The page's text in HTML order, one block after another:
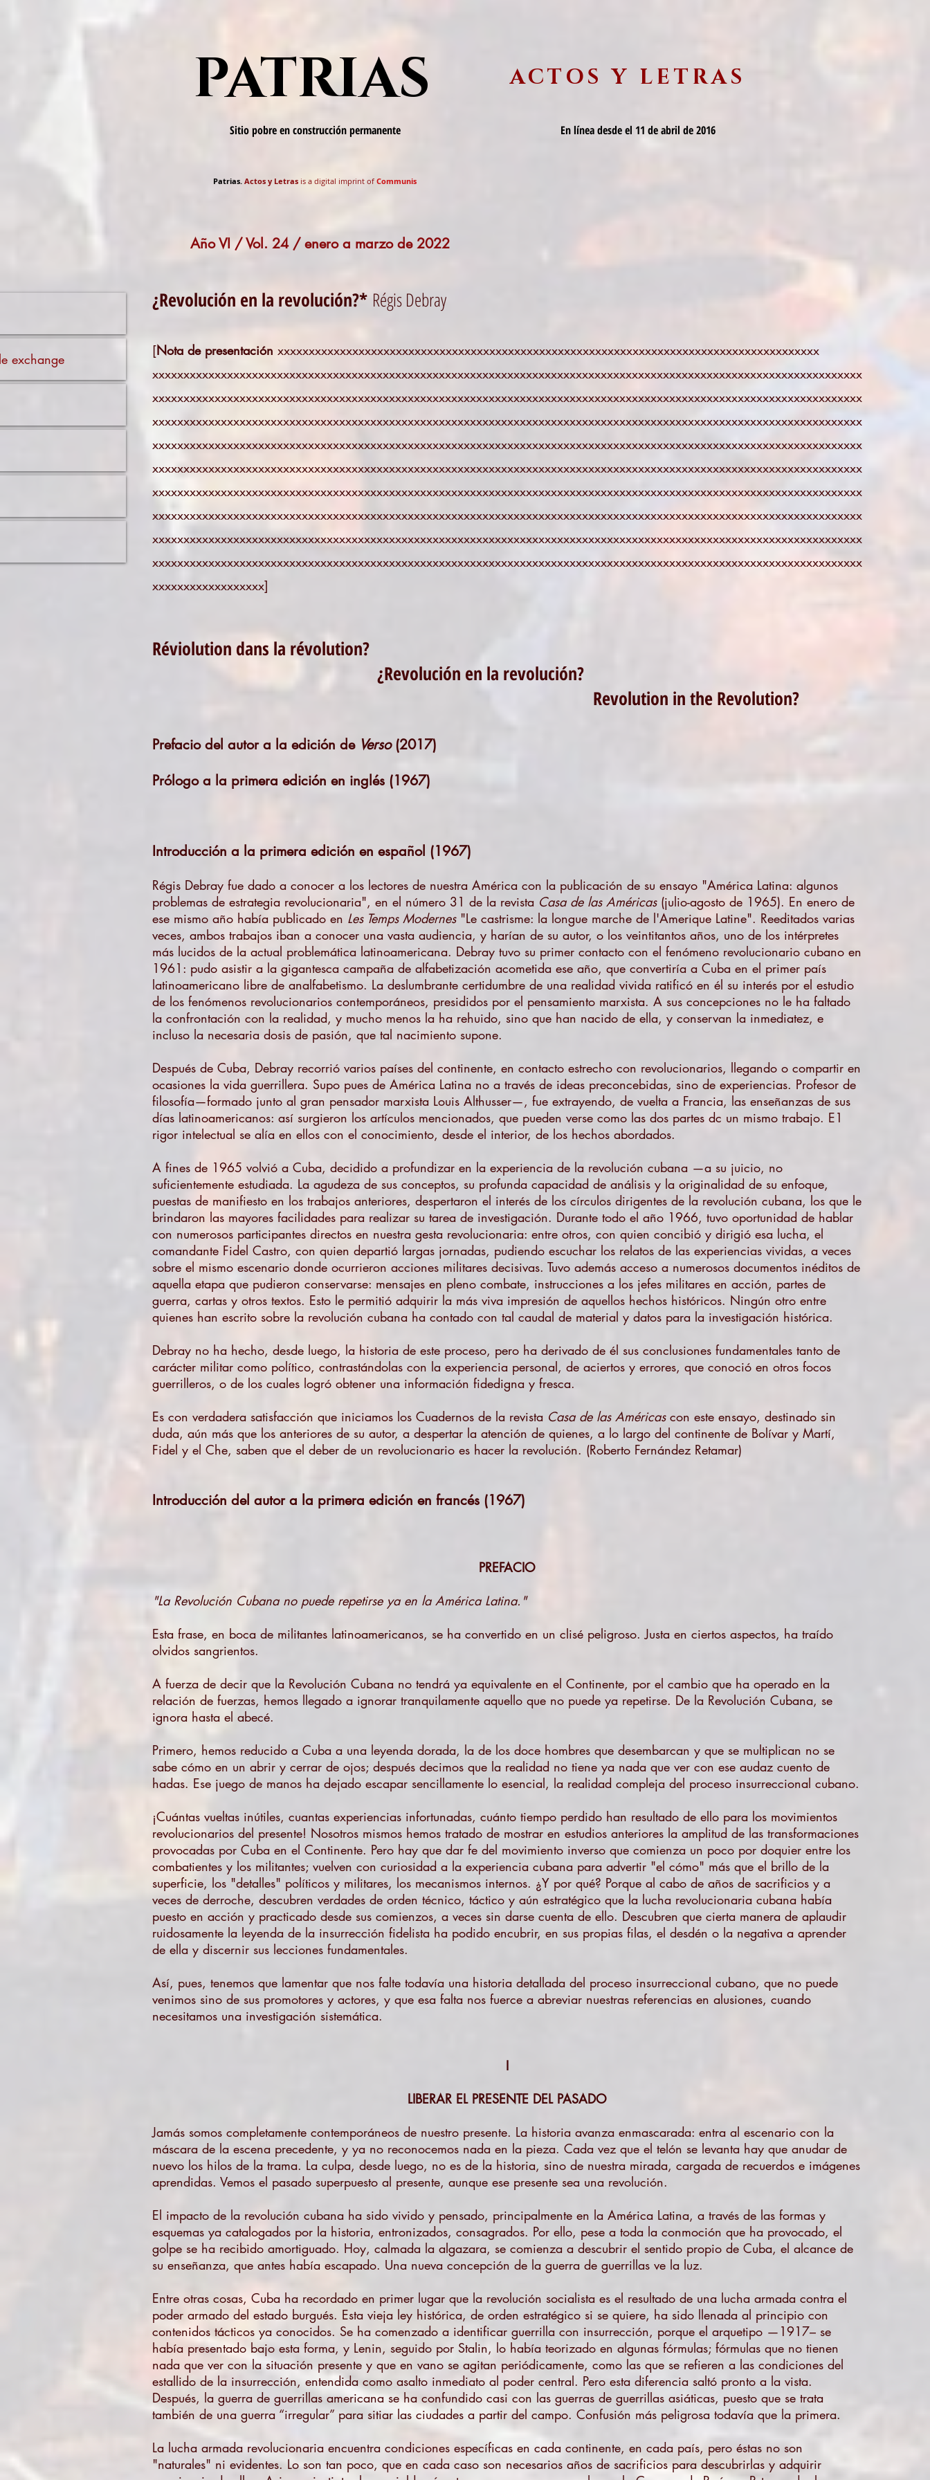
PATRIAS
Sitio pobre en construcción permanente
ACTOS Y LETRAS
En línea desde el 11 de abril de 2016
Patrias. Actos y Letras is a digital imprint of Communis
Año VI / Vol. 24 / enero a marzo de 2022
¿Revolución en la revolución?* Régis Debray
[Nota de presentación xxxxxxxxxxxxxxxxxxxxxxxxxxxxxxxxxxxxxxxxxxxxxxxxxxxxxxxxxxxxxxxxxxxxxxxxxxxxxxxxxxxxxxx
xxxxxxxxxxxxxxxxxxxxxxxxxxxxxxxxxxxxxxxxxxxxxxxxxxxxxxxxxxxxxxxxxxxxxxxxxxxxxxxxxxxxxxxxxxxxxxxxxxxxxxxxxxxxxxxxxx
xxxxxxxxxxxxxxxxxxxxxxxxxxxxxxxxxxxxxxxxxxxxxxxxxxxxxxxxxxxxxxxxxxxxxxxxxxxxxxxxxxxxxxxxxxxxxxxxxxxxxxxxxxxxxxxxxx
xxxxxxxxxxxxxxxxxxxxxxxxxxxxxxxxxxxxxxxxxxxxxxxxxxxxxxxxxxxxxxxxxxxxxxxxxxxxxxxxxxxxxxxxxxxxxxxxxxxxxxxxxxxxxxxxxx
xxxxxxxxxxxxxxxxxxxxxxxxxxxxxxxxxxxxxxxxxxxxxxxxxxxxxxxxxxxxxxxxxxxxxxxxxxxxxxxxxxxxxxxxxxxxxxxxxxxxxxxxxxxxxxxxxx
xxxxxxxxxxxxxxxxxxxxxxxxxxxxxxxxxxxxxxxxxxxxxxxxxxxxxxxxxxxxxxxxxxxxxxxxxxxxxxxxxxxxxxxxxxxxxxxxxxxxxxxxxxxxxxxxxx
xxxxxxxxxxxxxxxxxxxxxxxxxxxxxxxxxxxxxxxxxxxxxxxxxxxxxxxxxxxxxxxxxxxxxxxxxxxxxxxxxxxxxxxxxxxxxxxxxxxxxxxxxxxxxxxxxx
xxxxxxxxxxxxxxxxxxxxxxxxxxxxxxxxxxxxxxxxxxxxxxxxxxxxxxxxxxxxxxxxxxxxxxxxxxxxxxxxxxxxxxxxxxxxxxxxxxxxxxxxxxxxxxxxxx
xxxxxxxxxxxxxxxxxxxxxxxxxxxxxxxxxxxxxxxxxxxxxxxxxxxxxxxxxxxxxxxxxxxxxxxxxxxxxxxxxxxxxxxxxxxxxxxxxxxxxxxxxxxxxxxxxx
xxxxxxxxxxxxxxxxxxxxxxxxxxxxxxxxxxxxxxxxxxxxxxxxxxxxxxxxxxxxxxxxxxxxxxxxxxxxxxxxxxxxxxxxxxxxxxxxxxxxxxxxxxxxxxxxxx
xxxxxxxxxxxxxxxxxx]
Réviolution dans la révolution?
¿Revolución en la revolución?
Revolution in the Revolution?
Prefacio del autor a la edición de Verso(2017)
Prólogo a la primera edición en inglés (1967)
Introducción a la primera edición en español (1967)
Régis Debray fue dado a conocer a los lectores de nuestra América con la publicación de su ensayo "América Latina: algunos
problemas de estrategia revolucionaria", en el número 31 de la revista Casa de las Américas(julio-agosto de 1965). En enero de
ese mismo año había publicado en Les Temps Modernes"Le castrisme: la longue marche de l'Amerique Latine". Reeditados varias
veces, ambos trabajos iban a conocer una vasta audiencia, y harían de su autor, o los veintitantos años, uno de los intérpretes
más lucidos de la actual problemática latinoamericana. Debray tuvo su primer contacto con el fenómeno revolucionario cubano en
1961: pudo asistir a la gigantesca campaña de alfabetización acometida ese año, que convertiría a Cuba en el primer país
latinoamericano libre de analfabetismo. La deslumbrante certidumbre de una realidad vivida ratificó en él su interés por el estudio
de los fenómenos revolucionarios contemporáneos, presididos por el pensamiento marxista. A sus concepciones no le ha faltado
la confrontación con la realidad, y mucho menos la ha rehuido, sino que han nacido de ella, y conservan la inmediatez, e
incluso la necesaria dosis de pasión, que tal nacimiento supone.
Después de Cuba, Debray recorrió varios países del continente, en contacto estrecho con revolucionarios, llegando o compartir en
ocasiones la vida guerrillera. Supo pues de América Latina no a través de ideas preconcebidas, sino de experiencias. Profesor de
filosofía—formado junto al gran pensador marxista Louis Althusser—, fue extrayendo, de vuelta a Francia, las enseñanzas de sus
días latinoamericanos: así surgieron los artículos mencionados, que pueden verse como las dos partes dc un mismo trabajo. E1
rigor intelectual se alía en ellos con el conocimiento, desde el interior, de los hechos abordados.
A fines de 1965 volvió a Cuba, decidido a profundizar en la experiencia de la revolución cubana —a su juicio, no
suficientemente estudiada. La agudeza de sus conceptos, su profunda capacidad de análisis y la originalidad de su enfoque,
puestas de manifiesto en los trabajos anteriores, despertaron el interés de los círculos dirigentes de la revolución cubana, los que le
brindaron las mayores facilidades para realizar su tarea de investigación. Durante todo el año 1966, tuvo oportunidad de hablar
con numerosos participantes directos en nuestra gesta revolucionaria: entre otros, con quien concibió y dirigió esa lucha, el
comandante Fidel Castro, con quien departió largas jornadas, pudiendo escuchar los relatos de las experiencias vividas, a veces
sobre el mismo escenario donde ocurrieron acciones militares decisivas. Tuvo además acceso a numerosos documentos inéditos de
aquella etapa que pudieron conservarse: mensajes en pleno combate, instrucciones a los jefes militares en acción, partes de
guerra, cartas y otros textos. Esto le permitió adquirir la más viva impresión de aquellos hechos históricos. Ningún otro entre
quienes han escrito sobre la revolución cubana ha contado con tal caudal de material y datos para la investigación histórica.
Debray no ha hecho, desde luego, la historia de este proceso, pero ha derivado de él sus conclusiones fundamentales tanto de
carácter militar como político, contrastándolas con la experiencia personal, de aciertos y errores, que conoció en otros focos
guerrilleros, o de los cuales logró obtener una información fidedigna y fresca.
Es con verdadera satisfacción que iniciamos los Cuadernos de la revista Casa de las Américascon este ensayo, destinado sin
duda, aún más que los anteriores de su autor, a despertar la atención de quienes, a lo largo del continente de Bolívar y Martí,
Fidel y el Che, saben que el deber de un revolucionario es hacer la revolución. (Roberto Fernández Retamar)
Introducción del autor a la primera edición en francés (1967)
PREFACIO
"La Revolución Cubana no puede repetirse ya en la América Latina."
Esta frase, en boca de militantes latinoamericanos, se ha convertido en un clisé peligroso. Justa en ciertos aspectos, ha traído
olvidos sangrientos.
A fuerza de decir que la Revolución Cubana no tendrá ya equivalente en el Continente, por el cambio que ha operado en la
relación de fuerzas, hemos llegado a ignorar tranquilamente aquello que no puede ya repetirse. De la Revolución Cubana, se
ignora hasta el abecé.
Primero, hemos reducido a Cuba a una leyenda dorada, la de los doce hombres que desembarcan y que se multiplican no se
sabe cómo en un abrir y cerrar de ojos; después decimos que la realidad no tiene ya nada que ver con ese audaz cuento de
hadas. Ese juego de manos ha dejado escapar sencillamente lo esencial, la realidad compleja del proceso insurreccional cubano.
¡Cuántas vueltas inútiles, cuantas experiencias infortunadas, cuánto tiempo perdido han resultado de ello para los movimientos
revolucionarios del presente! Nosotros mismos hemos tratado de mostrar en estudios anteriores la amplitud de las transformaciones
provocadas por Cuba en el Continente. Pero hay que dar fe del movimiento inverso que comienza un poco por doquier entre los
combatientes y los militantes; vuelven con curiosidad a la experiencia cubana para advertir "el cómo" más que el brillo de la
superficie, los "detalles" políticos y militares, los mecanismos internos. ¿Y por qué? Porque al cabo de años de sacrificios y a
veces de derroche, descubren verdades de orden técnico, táctico y aún estratégico que la lucha revolucionaria cubana había
puesto en acción y practicado desde sus comienzos, a veces sin darse cuenta de ello. Descubren que cierta manera de aplaudir
ruidosamente la leyenda de la insurrección fidelista ha podido encubrir, en sus propias filas, el desdén o la negativa a aprender
de ella y discernir sus lecciones fundamentales.
Así, pues, tenemos que lamentar que nos falte todavía una historia detallada del proceso insurreccional cubano, que no puede
venimos sino de sus promotores y actores, y que esa falta nos fuerce a abreviar nuestras referencias en alusiones, cuando
necesitamos una investigación sistemática.
I
LIBERAR EL PRESENTE DEL PASADO
Jamás somos completamente contemporáneos de nuestro presente. La historia avanza enmascarada: entra al escenario con la
máscara de la escena precedente, y ya no reconocemos nada en la pieza. Cada vez que el telón se levanta hay que anudar de
nuevo los hilos de la trama. La culpa, desde luego, no es de la historia, sino de nuestra mirada, cargada de recuerdos e imágenes
aprendidas. Vemos el pasado superpuesto al presente, aunque ese presente sea una revolución.
El impacto de la revolución cubana ha sido vivido y pensado, principalmente en la América Latina, a través de las formas y
esquemas ya catalogados por la historia, entronizados, consagrados. Por ello, pese a toda la conmoción que ha provocado, el
golpe se ha recibido amortiguado. Hoy, calmada la algazara, se comienza a descubrir el sentido propio de Cuba, el alcance de
su enseñanza, que antes había escapado. Una nueva concepción de la guerra de guerrillas ve la luz.
Entre otras cosas, Cuba ha recordado en primer lugar que la revolución socialista es el resultado de una lucha armada contra el
poder armado del estado burgués. Esta vieja ley histórica, de orden estratégico si se quiere, ha sido llenada al principio con
contenidos tácticos ya conocidos. Se ha comenzado a identificar guerrilla con insurrección, porque el arquetipo —1917– se
había presentado bajo esta forma, y Lenin, seguido por Stalin, lo había teorizado en algunas fórmulas; fórmulas que no tienen
nada que ver con la situación presente y que en vano se agitan periódicamente, como las que se refieren a las condiciones del
estallido de la insurrección, entendida como asalto inmediato al poder central. Pero esta diferencia saltó pronto a la vista.
Después, la guerra de guerrillas americana se ha confundido casi con las guerras de guerrillas asiáticas, puesto que se trata
también de una guerra “irregular” para sitiar las ciudades a partir del campo. Confusión más peligrosa todavía que la primera.
La lucha armada revolucionaria encuentra condiciones específicas en cada continente, en cada país, pero éstas no son
"naturales" ni evidentes. Lo son tan poco, que en cada caso son necesarios años de sacrificios para descubrirlas y adquirir
exchange